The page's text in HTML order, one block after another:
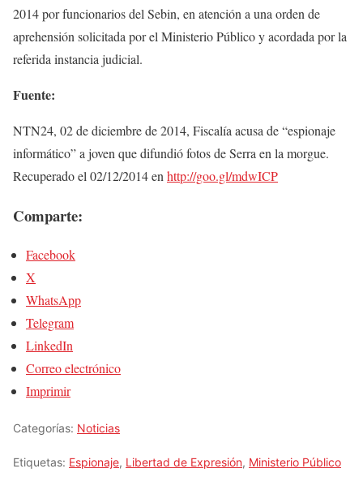
2014 por funcionarios del Sebin, en atención a una orden de
aprehensión solicitada por el Ministerio Público y acordada por la
referida instancia judicial.
Fuente:
NTN24, 02 de diciembre de 2014, Fiscalía acusa de “espionaje
informático” a joven que difundió fotos de Serra en la morgue.
Recuperado el 02/12/2014 en http://goo.gl/mdwICP
Comparte:
Facebook
X
WhatsApp
Telegram
LinkedIn
Correo electrónico
Imprimir
Categorías: Noticias
Etiquetas: Espionaje, Libertad de Expresión, Ministerio Público